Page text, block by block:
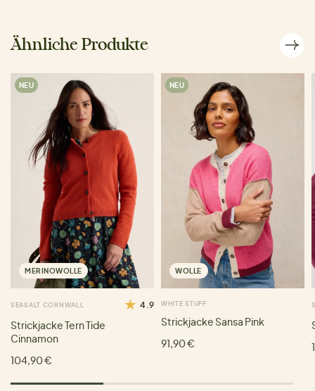
Ähnliche Produkte
NEU
MERINOWOLLE
SEASALT CORNWALL 4.9
Strickjacke Tern Tide
Cinnamon
104,90 €
NEU
WOLLE
WHITE STUFF
Strickjacke Sansa Pink
91,90 €